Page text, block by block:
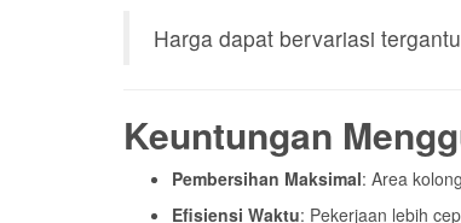
Kesan Profesional: Memberi nilai
Tips Memilih
Sesuaikan dengan Jenis Motor –